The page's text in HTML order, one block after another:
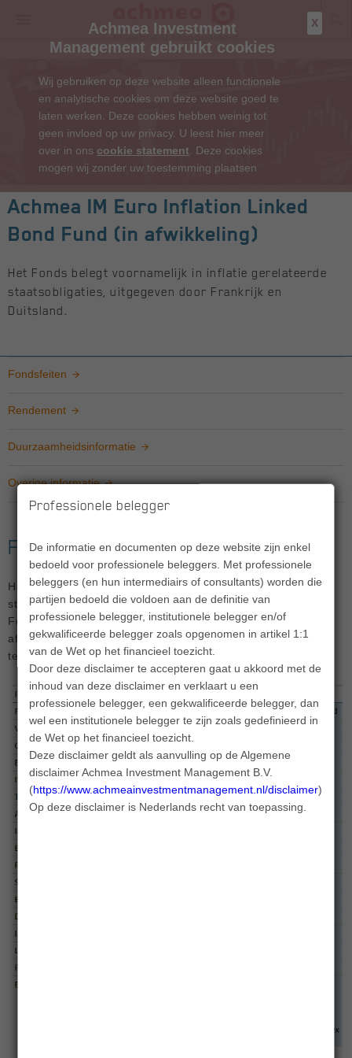
Achmea Investment
Management gebruikt cookies
Wij gebruiken op deze website alleen functionele
en analytische cookies om deze website goed te
laten werken. Deze cookies hebben weinig tot
geen invloed op uw privacy. U leest hier meer
over in ons cookie statement . Deze cookies
mogen wij zonder uw toestemming plaatsen
X
Professionele belegger
De informatie en documenten op deze website zijn enkel
bedoeld voor professionele beleggers. Met professionele
beleggers (en hun intermediairs of consultants) worden die
partijen bedoeld die voldoen aan de definitie van
professionele belegger, institutionele belegger en/of
gekwalificeerde belegger zoals opgenomen in artikel 1:1
van de Wet op het financieel toezicht.
Door deze disclaimer te accepteren gaat u akkoord met de
inhoud van deze disclaimer en verklaart u een
professionele belegger, een gekwalificeerde belegger, dan
wel een institutionele belegger te zijn zoals gedefinieerd in
de Wet op het financieel toezicht.
Deze disclaimer geldt als aanvulling op de Algemene
disclaimer Achmea Investment Management B.V.
(https://www.achmeainvestmentmanagement.nl/disclaimer).
Op deze disclaimer is Nederlands recht van toepassing.
Achmea IM Euro Inflation Linked
Bond Fund (in afwikkeling)
Het Fonds belegt voornamelijk in inflatie gerelateerde
staatsobligaties, uitgegeven door Frankrijk en
Duitsland.
Fondsfeiten
Rendement
Duurzaamheidsinformatie
Overige informatie
Fondsfeiten
Het Fonds belegt voornamelijk in inflatie gerelateerde
staatsobligaties, uitgegeven door Frankrijk en Duitsland. Het
Fonds beoogt door actief beheer op langere termijn en voor
aftrek van de lopende kosten factor (LKF) op jaarbasis beter
te presteren dan de benchmark.